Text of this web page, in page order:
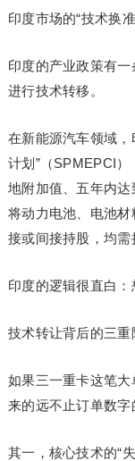
印度市场的“技术换
印度的产业政策有
进行技术转移。
在新能源汽车领域
计划”（SPMEPCI
地附加值、五年内
将动力电池、电池
接或间接持股，均需
印度的逻辑很直白：
技术转让背后的三重
如果三一重卡这笔
来的远不止订单数字
其一，核心技术的“